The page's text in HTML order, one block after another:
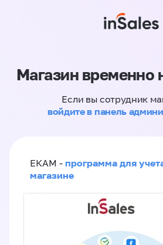
Магазин временно
Если вы сотрудник
войдите в панель
ЕКАМ - программа для
магазине